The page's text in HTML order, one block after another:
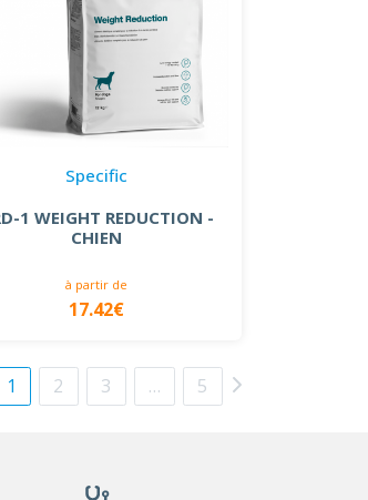
Specific
1 WEIGHT REDUCTION -
CHIEN
à partir de
17.42€
1 2 3 … 5